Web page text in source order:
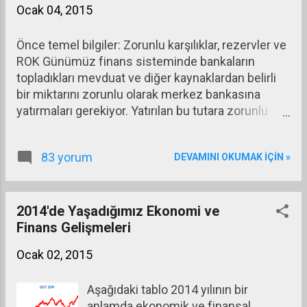
Ocak 04, 2015
Önce temel bilgiler: Zorunlu karşılıklar, rezervler ve
ROK Günümüz finans sisteminde bankaların
topladıkları mevduat ve diğer kaynaklardan belirli
bir miktarını zorunlu olarak merkez bankasına
yatırmaları gerekiyor. Yatırılan bu tutara zorunlu
zorunlu karşılıkları serbest bırakarak zor durumdan
belirleme yetkisi merkez bankalarına ait bulunuyor.
Merkez bankaları bir yandan ileride doğabilecek
sıkıntılı durumda bankalara yardım edebilmek için
karşılık alırken bir yandan da ülke ekonomisinin
döviz (ve altın) rezervi bulunduruyor. Birkaç ülke
83 yorum DEVAMINI OKUMAK IÇIN »
2014'de Yaşadığımız Ekonomi ve
Finans Gelişmeleri
Ocak 02, 2015
Aşağıdaki tablo 2014 yılının bir